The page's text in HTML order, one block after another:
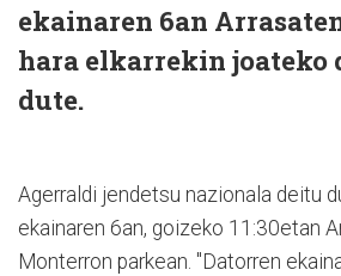
ekainaren 6an
hara elkarrekin joateko
dute.
Agerraldi jendetsu nazionala deitu
ekainaren 6an, goizeko 11:30etan
Monterron parkean. "Datorren